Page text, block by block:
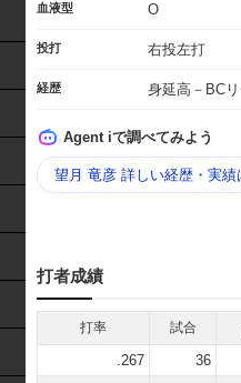
血液型 O
投打 右投左打
経歴 身延高－BC
Agent iで調べてみよう
望月 竜彦 詳しい経歴・実績
打者成績
打率 試合
.267 36